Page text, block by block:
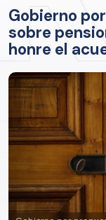
Gobierno
sobre
honre el